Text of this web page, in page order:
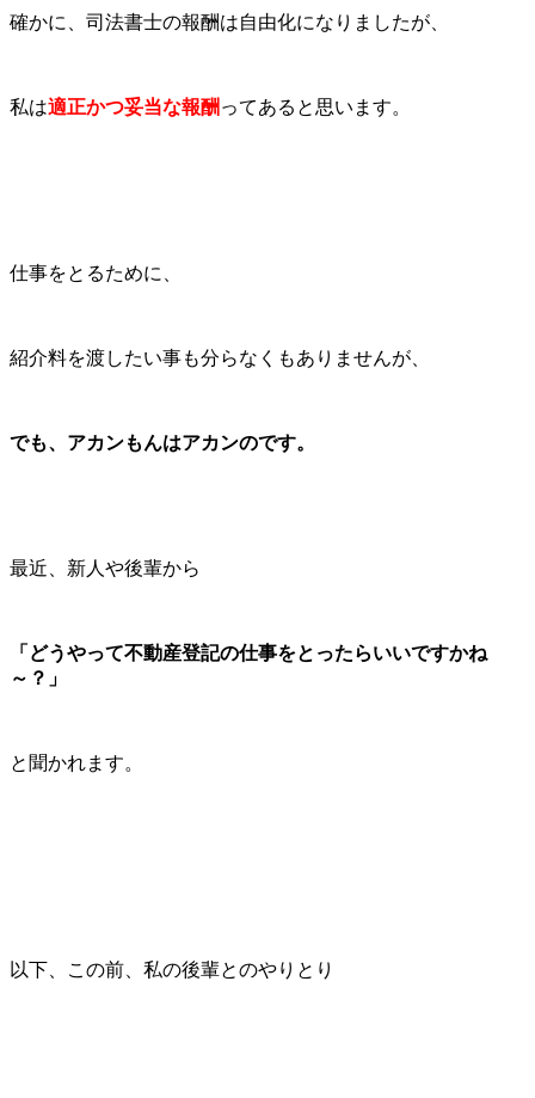
確かに、司法書士の報酬は自由化になりましたが、
私は適正かつ妥当な報酬 ってあると思います。
仕事をとるために、
紹介料を渡したい事も分らなくもありませんが、
でも、アカンもんはアカンのです。
最近、新人や後輩から
「どうやって不動産登記の仕事をとったらいいですかね
～？」
と聞かれます。
以下、この前、私の後輩とのやりとり